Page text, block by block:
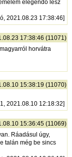
elegendő lesz
2021.08.23 17:38:46]
17:38:46 (11071)
horvátra
15:38:19 (11070)
2021.08.10 12:18:32]
15:36:45 (11069)
Ráadásul úgy,
talán még be sincs